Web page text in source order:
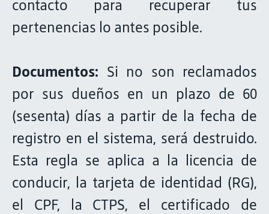
contacto para recuperar tus
pertenencias lo antes posible.
Documentos: Si no son reclamados
por sus dueños en un plazo de 60
(sesenta) días a partir de la fecha de
registro en el sistema, será destruido.
Esta regla se aplica a la licencia de
conducir, la tarjeta de identidad (RG),
el CPF, la CTPS, el certificado de